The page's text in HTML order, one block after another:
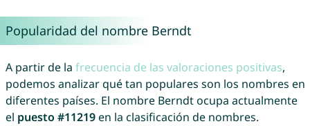
Popularidad del nombre Berndt
A partir de la frecuencia de las valoraciones positivas,
podemos analizar qué tan populares son los nombres en
diferentes países. El nombre Berndt ocupa actualmente
el puesto #11219en la clasificación de nombres.